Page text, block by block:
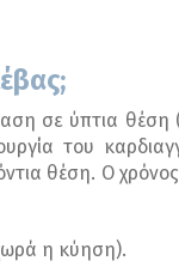
σε ύπτια
του
θέση. Ο
η κύηση).